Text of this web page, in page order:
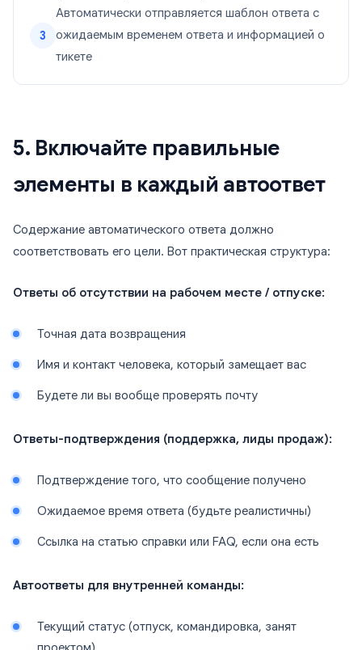
3
Автоматически отправляется шаблон ответа с
ожидаемым временем ответа и информацией о
тикете
5. Включайте правильные
элементы в каждый автоответ
Содержание автоматического ответа должно
соответствовать его цели. Вот практическая структура:
Ответы об отсутствии на рабочем месте / отпуске:
Точная дата возвращения
Имя и контакт человека, который замещает вас
Будете ли вы вообще проверять почту
Ответы-подтверждения (поддержка, лиды продаж):
Подтверждение того, что сообщение получено
Ожидаемое время ответа (будьте реалистичны)
Ссылка на статью справки или FAQ, если она есть
Автоответы для внутренней команды:
Текущий статус (отпуск, командировка, занят